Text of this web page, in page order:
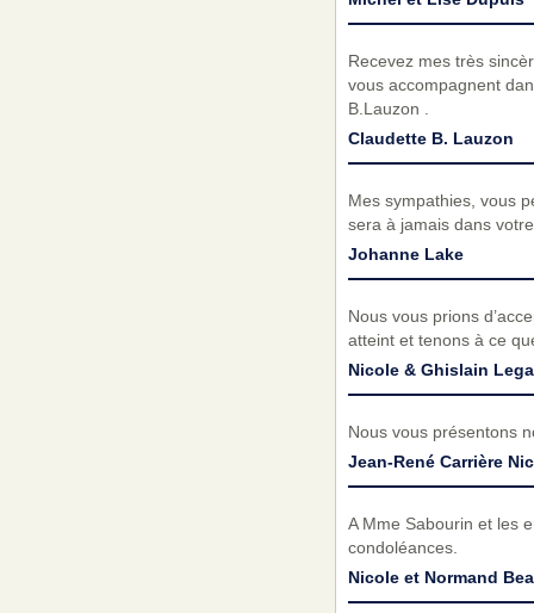
Recevez mes très
vous accompagnent
B.Lauzon .
Claudette B. Lauzon
Mes sympathies, vous
sera à jamais dans
Johanne Lake
Nous vous prions
atteint et tenons à ce
Nicole & Ghislain
Nous vous présentons
Jean-René Carrière
A Mme Sabourin et les
condoléances.
Nicole et Normand